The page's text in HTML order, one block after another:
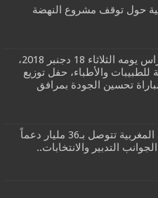
حول توقف مشروع النهضة
وزير الصحة، السيد أناس الدكالي،يتراس يومه الثلاثاء 18 دجنبر 2018،
والأطباء، حفل توزيع
تحسين الجودة بمرافق
الأحزاب السياسية المغربية تتوصل بـ36 مليار دعماً
التدبير والانتخابات..